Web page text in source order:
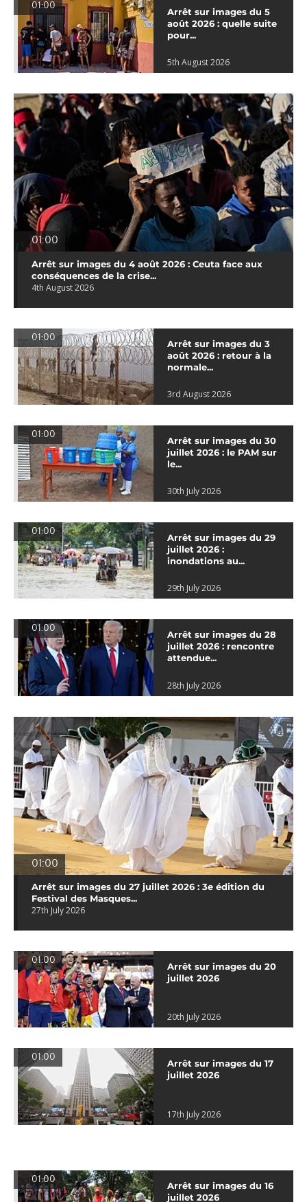
01:00
Arrêt sur images du 5
août 2026 : quelle suite
pour...
5th August 2026
01:00
Arrêt sur images du 4 août 2026 : Ceuta face aux
conséquences de la crise...
4th August 2026
01:00
Arrêt sur images du 3
août 2026 : retour à la
normale...
3rd August 2026
01:00
Arrêt sur images du 30
juillet 2026 : le PAM sur
le...
30th July 2026
01:00
Arrêt sur images du 29
juillet 2026 :
inondations au...
29th July 2026
01:00
Arrêt sur images du 28
juillet 2026 : rencontre
attendue...
28th July 2026
01:00
Arrêt sur images du 27 juillet 2026 : 3e édition du
Festival des Masques...
27th July 2026
01:00
Arrêt sur images du 20
juillet 2026
20th July 2026
01:00
Arrêt sur images du 17
juillet 2026
17th July 2026
01:00
Arrêt sur images du 16
juillet 2026